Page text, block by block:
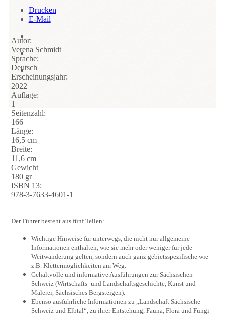
Drucken
E-Mail
Autor:
Verena Schmidt
Sprache:
Deutsch
Erscheinungsjahr:
2022
Auflage:
1
Seitenzahl:
166
Länge:
16,5 cm
Breite:
11,6 cm
Gewicht
180 gr
ISBN 13:
978-3-7633-4601-1
Der Führer besteht aus fünf Teilen:
Wichtige Hinweise für unterwegs, die nicht nur allgemeine
Informationen enthalten, wie sie mehr oder weniger für jede
Weitwanderung gelten, sondern auch ganz gebietsspezifische wie
z.B. Klettermöglichkeiten am Weg.
Gehaltvolle und informative Ausführungen zur Sächsischen
Schweiz (Wirtschafts- und Landschaftsgeschichte, Kunst und
Malerei, Sächsisches Bergsteigen).
Ebenso ausführliche Informationen zu „Landschaft Sächsische
Schweiz und Elbtal“, zu ihrer Entstehung, Fauna, Flora und Fungi